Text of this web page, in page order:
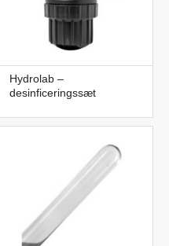
Hydrolab –
desinficeringssæt